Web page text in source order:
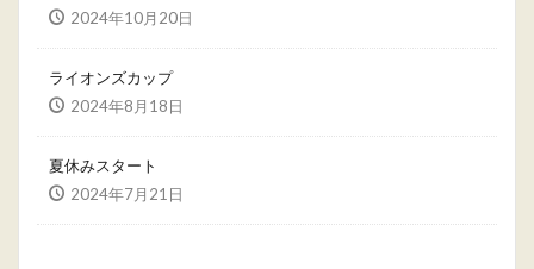
2024年10月20日
ライオンズカップ
2024年8月18日
夏休みスタート
2024年7月21日